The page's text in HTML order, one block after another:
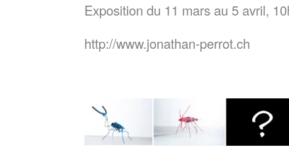
Exposition du 11 mars au 5 avril,
http://www.jonathan-perrot.ch